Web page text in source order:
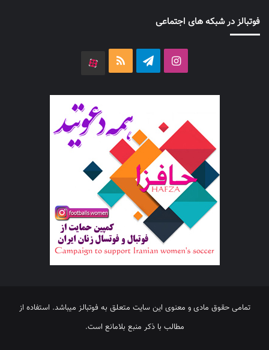
فوتبالز در شبکه های اجتماعی
اینستاگرامتلگرام خوراک
تمامی حقوق مادی و معنوی این سایت متعلق به فوتبالز میباشد. استفاده از
مطالب با ذکر منبع بلامانع است.